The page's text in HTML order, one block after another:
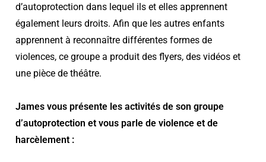
d’autoprotection dans lequel ils et elles apprennent
également leurs droits. Afin que les autres enfants
apprennent à reconnaître différentes formes de
violences, ce groupe a produit des flyers, des vidéos et
une pièce de théâtre.
James vous présente les activités de son groupe
d’autoprotection et vous parle de violence et de
harcèlement :